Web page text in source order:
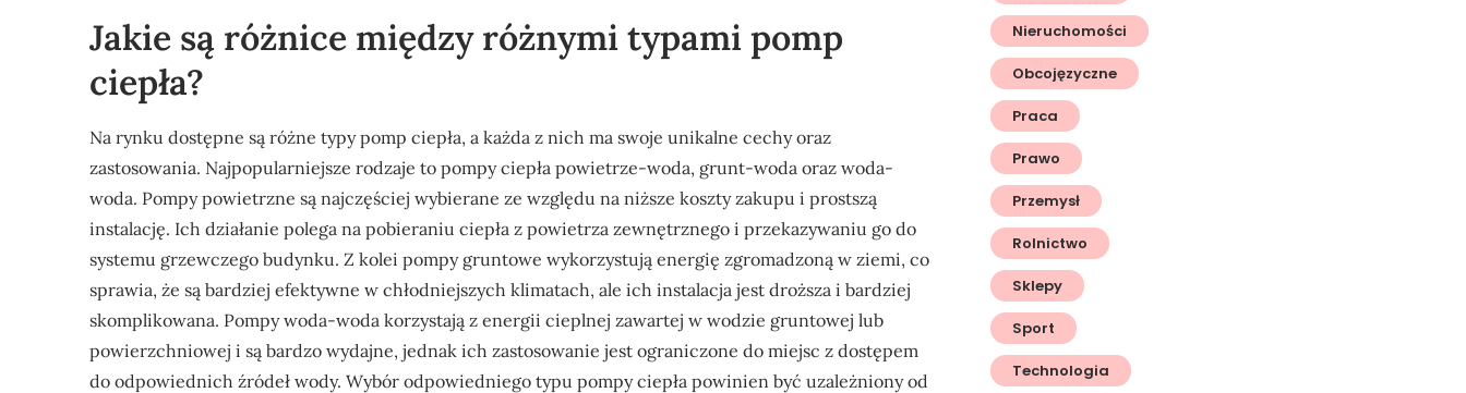
Jakie są różnice między różnymi typami pomp
ciepła?
Na rynku dostępne są różne typy pomp ciepła, a każda z nich ma swoje unikalne cechy oraz
zastosowania. Najpopularniejsze rodzaje to pompy ciepła powietrze-woda, grunt-woda oraz woda-
woda. Pompy powietrzne są najczęściej wybierane ze względu na niższe koszty zakupu i prostszą
instalację. Ich działanie polega na pobieraniu ciepła z powietrza zewnętrznego i przekazywaniu go do
systemu grzewczego budynku. Z kolei pompy gruntowe wykorzystują energię zgromadzoną w ziemi, co
sprawia, że są bardziej efektywne w chłodniejszych klimatach, ale ich instalacja jest droższa i bardziej
skomplikowana. Pompy woda-woda korzystają z energii cieplnej zawartej w wodzie gruntowej lub
powierzchniowej i są bardzo wydajne, jednak ich zastosowanie jest ograniczone do miejsc z dostępem
do odpowiednich źródeł wody. Wybór odpowiedniego typu pompy ciepła powinien być uzależniony od
Nieruchomości
Obcojęzyczne
Praca
Prawo
Przemysł
Rolnictwo
Sklepy
Sport
Technologia